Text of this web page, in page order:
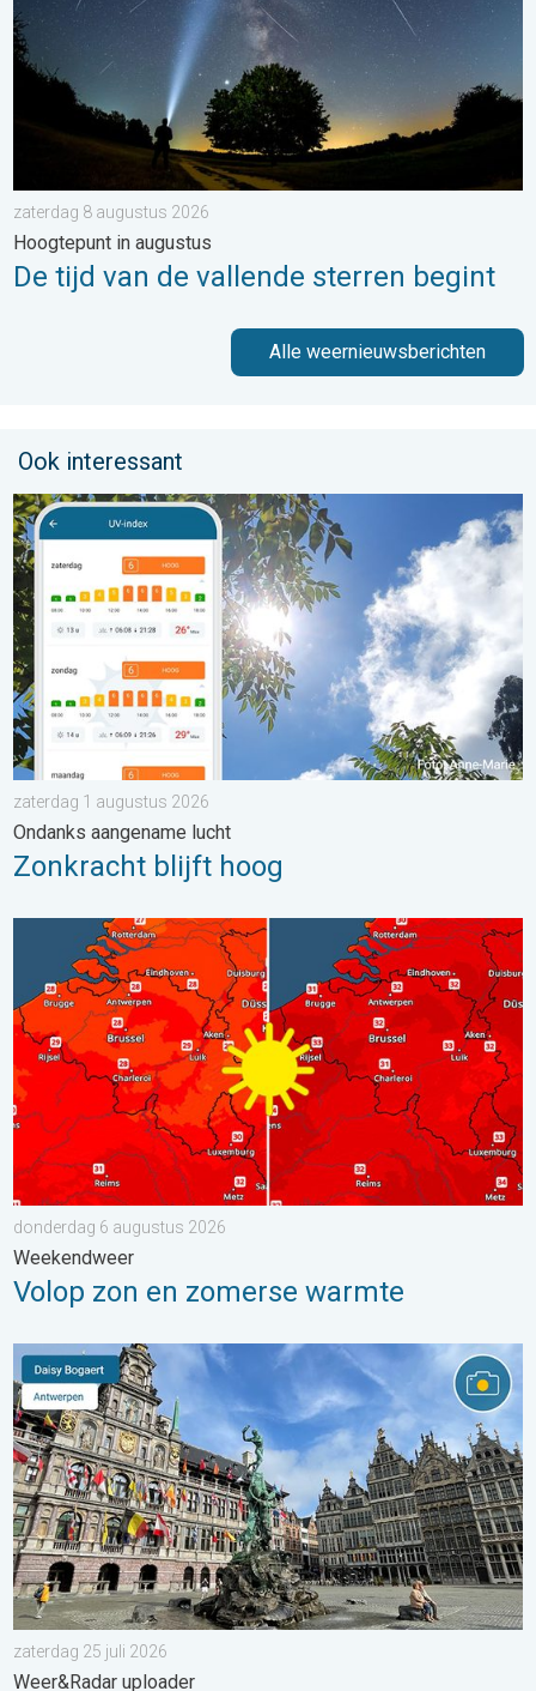
zaterdag 8 augustus 2026
Hoogtepunt in augustus
De tijd van de vallende sterren begint
Alle weernieuwsberichten
Ook interessant
Zonkracht blijft hoog. Ondanks aangename lucht. . . zaterdag
zaterdag 1 augustus 2026
Ondanks aangename lucht
Zonkracht blijft hoog
Volop zon en zomerse warmte. Weekendweer. . . donderdag
donderdag 6 augustus 2026
Weekendweer
Volop zon en zomerse warmte
Stuur jouw weerfoto van de week!. Weer&Radar uploader. . .
zaterdag 25 juli 2026
Weer&Radar uploader